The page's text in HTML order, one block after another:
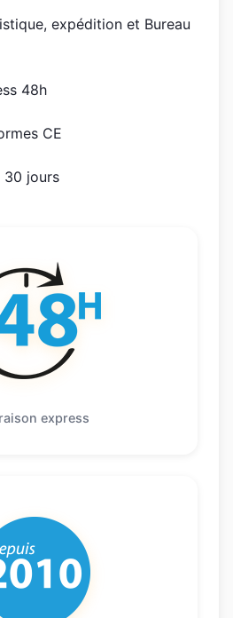
expédition et Bureau
48h
CE
30 jours
express